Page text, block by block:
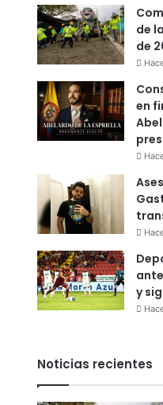
de
de
en
y
Noticias recientes